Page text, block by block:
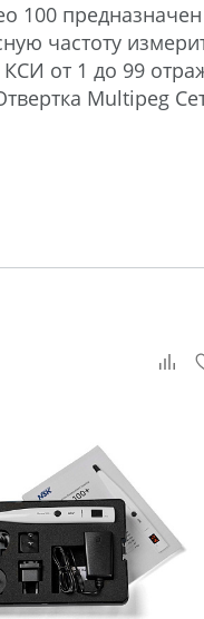
100
частоту
от 1 до 99
Multipeg